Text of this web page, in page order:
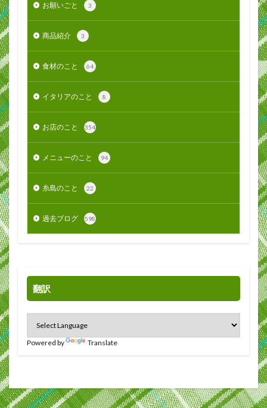
お願いごと 3
商品紹介 3
食材のこと 64
イタリアのこと 8
お店のこと 354
メニューのこと 94
糸島のこと 22
過去ブログ 598
翻訳
Powered by Translate